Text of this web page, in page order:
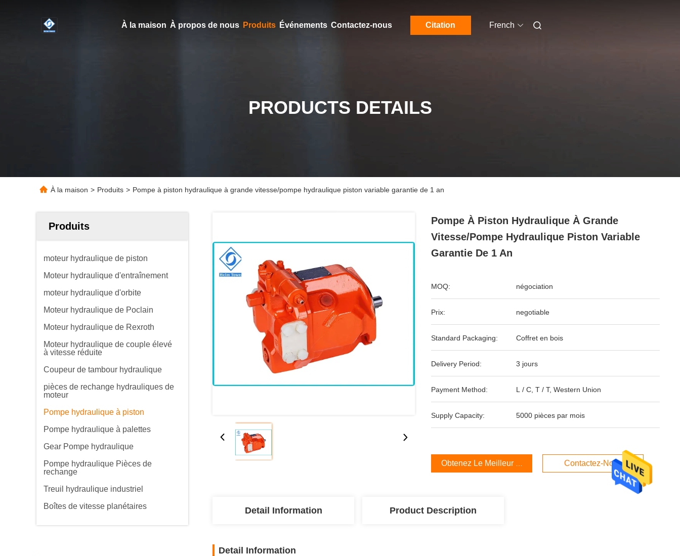
À la maison À propos de nous Produits Événements Contactez-nous Citation French
PRODUCTS DETAILS
À la maison > Produits > Pompe à piston hydraulique à grande vitesse/pompe hydraulique piston variable garantie de 1 an
Produits
moteur hydraulique de piston
Moteur hydraulique d'entraînement
moteur hydraulique d'orbite
Moteur hydraulique de Poclain
Moteur hydraulique de Rexroth
Moteur hydraulique de couple élevé
à vitesse réduite
Coupeur de tambour hydraulique
pièces de rechange hydrauliques de
moteur
Pompe hydraulique à piston
Pompe hydraulique à palettes
Gear Pompe hydraulique
Pompe hydraulique Pièces de
rechange
Treuil hydraulique industriel
Boîtes de vitesse planétaires
Pompe À Piston Hydraulique À Grande
Vitesse/pompe Hydraulique Piston Variable
Garantie De 1 An
MOQ: négociation
Prix: negotiable
Standard Packaging: Coffret en bois
Delivery Period: 3 jours
Payment Method: L / C, T / T, Western Union
Supply Capacity: 5000 pièces par mois
Obtenez Le Meilleur Prix Contactez-Nous
Detail Information Product Description
Detail Information